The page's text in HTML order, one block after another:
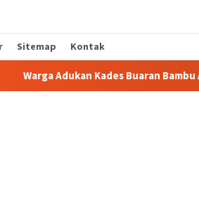
Sitemap Kontak
Buaran Bambu Atas Dugaan